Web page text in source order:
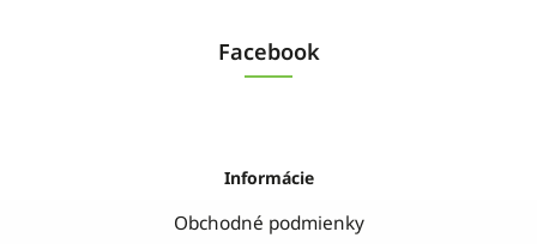
Facebook
Informácie
Obchodné podmienky